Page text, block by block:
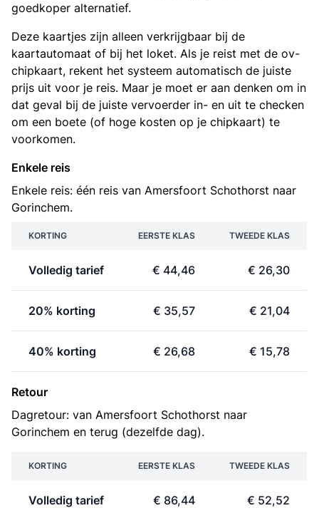
goedkoper alternatief.
Deze kaartjes zijn alleen verkrijgbaar bij de
kaartautomaat of bij het loket. Als je reist met de ov-
chipkaart, rekent het systeem automatisch de juiste
prijs uit voor je reis. Maar je moet er aan denken om in
dat geval bij de juiste vervoerder in- en uit te checken
om een boete (of hoge kosten op je chipkaart) te
voorkomen.
Enkele reis
Enkele reis: één reis van Amersfoort Schothorst naar
Gorinchem.
KORTING EERSTE KLAS TWEEDE KLAS
Volledig tarief € 44,46 € 26,30
20% korting € 35,57 € 21,04
40% korting € 26,68 € 15,78
Retour
Dagretour: van Amersfoort Schothorst naar
Gorinchem en terug (dezelfde dag).
KORTING EERSTE KLAS TWEEDE KLAS
Volledig tarief € 86,44 € 52,52